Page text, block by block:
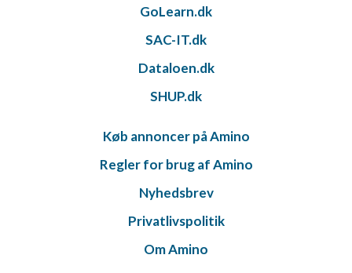
GoLearn.dk
SAC-IT.dk
Dataloen.dk
SHUP.dk
Køb annoncer på Amino
Regler for brug af Amino
Nyhedsbrev
Privatlivspolitik
Om Amino